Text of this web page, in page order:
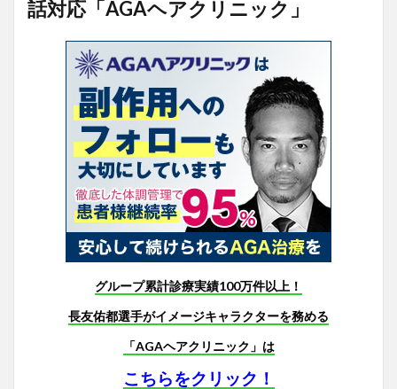
話対応「AGAヘアクリニック」
グループ累計診療実績100万件以上！
長友佑都選手がイメージキャラクターを務める
「AGAヘアクリニック」は
こちらをクリック！